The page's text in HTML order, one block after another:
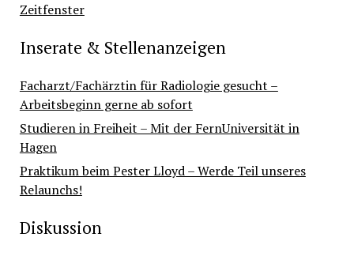
Zeitfenster
Inserate & Stellenanzeigen
Facharzt/Fachärztin für Radiologie gesucht –
Arbeitsbeginn gerne ab sofort
Studieren in Freiheit – Mit der FernUniversität in
Hagen
Praktikum beim Pester Lloyd – Werde Teil unseres
Relaunchs!
Diskussion